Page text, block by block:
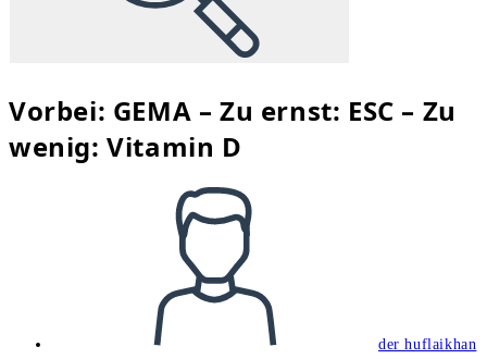
Vorbei: GEMA – Zu ernst: ESC – Zu
wenig: Vitamin D
der huflaikhan